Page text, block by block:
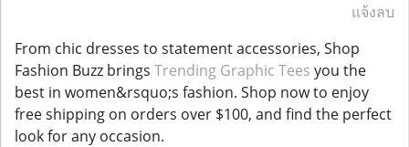
แจ้งลบ
From chic dresses to statement accessories, Shop
Fashion Buzz brings Trending Graphic Tees you the
best in women&rsquo;s fashion. Shop now to enjoy
free shipping on orders over $100, and find the perfect
look for any occasion.